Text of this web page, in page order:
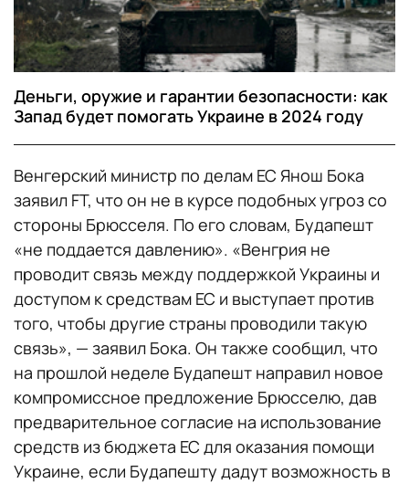
Деньги, оружие и гарантии безопасности: как
Запад будет помогать Украине в 2024 году
Венгерский министр по делам ЕС Янош Бока
заявил FT, что он не в курсе подобных угроз со
стороны Брюсселя. По его словам, Будапешт
«не поддается давлению». «Венгрия не
проводит связь между поддержкой Украины и
доступом к средствам ЕС и выступает против
того, чтобы другие страны проводили такую
связь», — заявил Бока. Он также сообщил, что
на прошлой неделе Будапешт направил новое
компромиссное предложение Брюсселю, дав
предварительное согласие на использование
средств из бюджета ЕС для оказания помощи
Украине, если Будапешту дадут возможность в